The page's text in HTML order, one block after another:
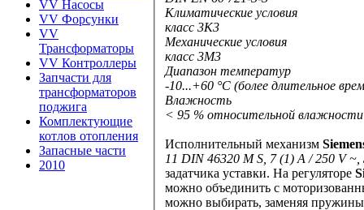
VV Насосы
VV Форсунки
VV
Трансформаторы
VV Контроллеры
Запчасти для
трансформаторов
поджига
Комплектующие
котлов отопления
Запасные части
2010
Климатические условия
класс 3K3
Механические условия
класс 3M3
Диапазон температур
-10...+60 °C (более длительное
Влажность
< 95 % относительной влажности
Исполнительный механизм
11 DIN 46320 M S, 7 (1) A / 250 V
задатчика уставки. На регуляторе
можно объединить с
можно выбирать, заменяя